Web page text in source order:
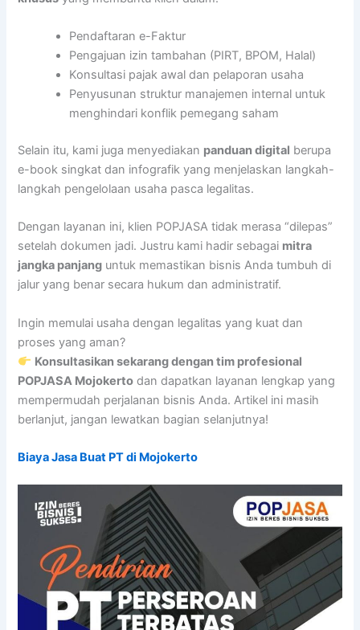
Pendaftaran e-Faktur
Pengajuan izin tambahan (PIRT, BPOM, Halal)
Konsultasi pajak awal dan pelaporan usaha
Penyusunan struktur manajemen internal untuk
menghindari konflik pemegang saham
Selain itu, kami juga menyediakan panduan digital berupa
e-book singkat dan infografik yang menjelaskan langkah-
langkah pengelolaan usaha pasca legalitas.
Dengan layanan ini, klien POPJASA tidak merasa “dilepas”
setelah dokumen jadi. Justru kami hadir sebagai mitra
jangka panjang untuk memastikan bisnis Anda tumbuh di
jalur yang benar secara hukum dan administratif.
Ingin memulai usaha dengan legalitas yang kuat dan
proses yang aman?
Konsultasikan sekarang dengan tim profesional
POPJASA Mojokerto dan dapatkan layanan lengkap yang
mempermudah perjalanan bisnis Anda. Artikel ini masih
berlanjut, jangan lewatkan bagian selanjutnya!
Biaya Jasa Buat PT di Mojokerto